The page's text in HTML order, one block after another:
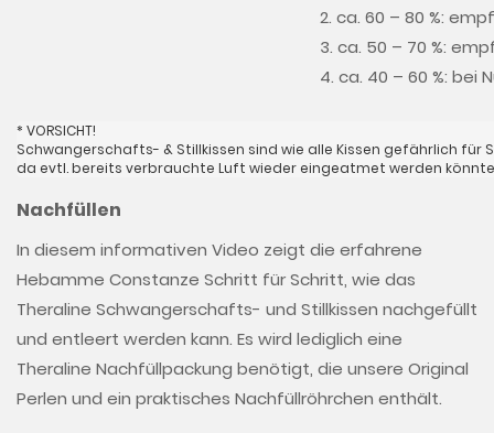
2. ca. 60 – 80 %:
3. ca. 50 – 70 %:
4. ca. 40 – 60 %: bei
* VORSICHT!
Schwangerschafts- & Stillkissen sind wie alle Kissen gefährlich für
da evtl. bereits verbrauchte Luft wieder eingeatmet werden
Nachfüllen
In diesem informativen Video zeigt die erfahrene
Hebamme Constanze Schritt für Schritt, wie das
Theraline Schwangerschafts- und Stillkissen nachgefüllt
und entleert werden kann. Es wird lediglich eine
Theraline Nachfüllpackung benötigt, die unsere Original
Perlen und ein praktisches Nachfüllröhrchen enthält.